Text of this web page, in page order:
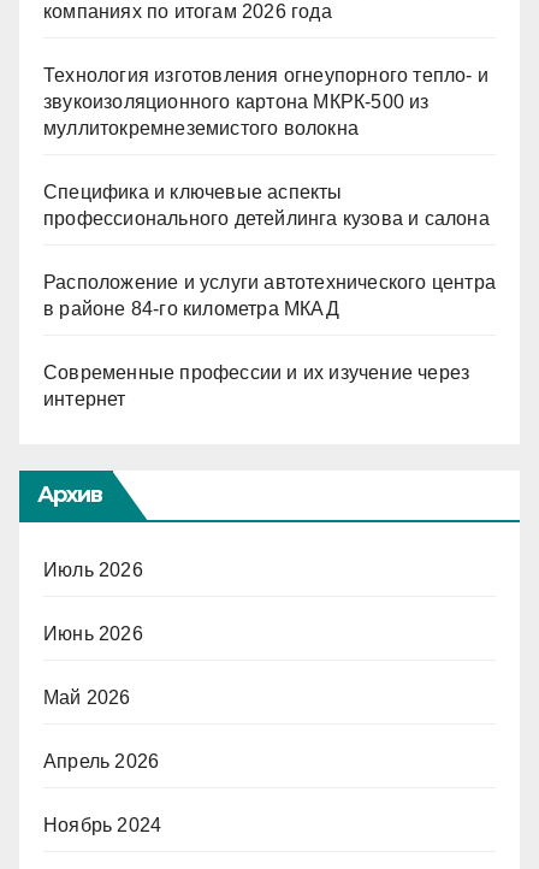
компаниях по итогам 2026 года
Технология изготовления огнеупорного тепло- и
звукоизоляционного картона МКРК-500 из
муллитокремнеземистого волокна
Специфика и ключевые аспекты
профессионального детейлинга кузова и салона
Расположение и услуги автотехнического центра
в районе 84-го километра МКАД
Современные профессии и их изучение через
интернет
Архив
Июль 2026
Июнь 2026
Май 2026
Апрель 2026
Ноябрь 2024